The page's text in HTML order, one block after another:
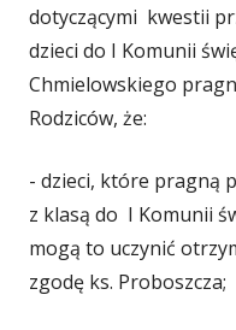
dotyczącymi kwestii
dzieci do I Komunii
Chmielowskiego
Rodziców, że:
- dzieci, które pragną
z klasą do I Komunii
mogą to uczynić
zgodę ks. Proboszcza;